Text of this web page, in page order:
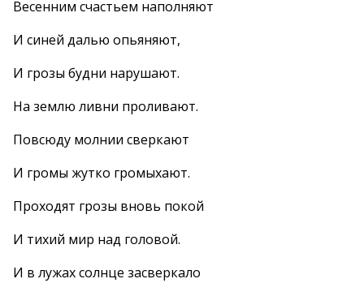
Весенним счастьем наполняют
И синей далью опьяняют,
И грозы будни нарушают.
На землю ливни проливают.
Повсюду молнии сверкают
И громы жутко громыхают.
Проходят грозы вновь покой
И тихий мир над головой.
И в лужах солнце засверкало